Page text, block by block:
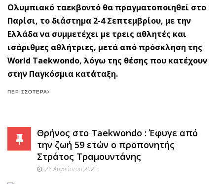
Ολυμπιακό ταεκβοντό θα πραγματοποιηθεί στο
Παρίσι, το διάστημα 2-4 Σεπτεμβρίου, με την
Ελλάδα να συμμετέχει με τρεις αθλητές και
ισάριθμες αθλήτριες, μετά από πρόσκληση της
World Taekwondo, λόγω της θέσης που κατέχουν
στην Παγκόσμια κατάταξη.
ΠΕΡΙΣΣΌΤΕΡΑ
Θρήνος στο Taekwondo : Έφυγε από
την ζωή 59 ετών ο προπονητής
Στράτος Τραμουντάνης
26 Αυγούστου 2022